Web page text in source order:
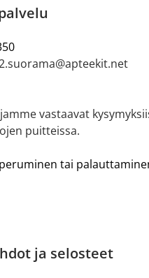
vastaavat
puitteissa.
tai
ja selosteet